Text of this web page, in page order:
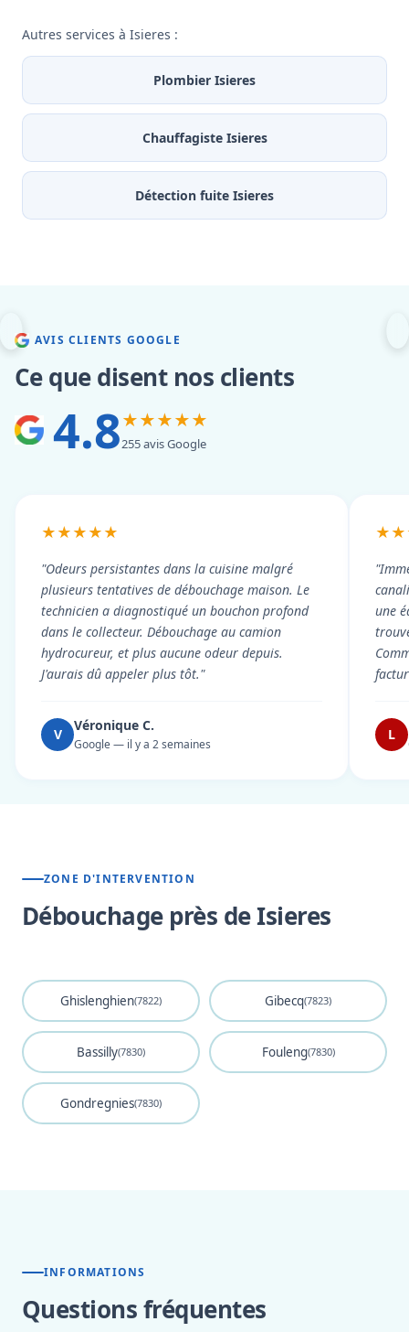
Autres services à Isieres :
Plombier Isieres
Chauffagiste Isieres
Détection fuite Isieres
AVIS CLIENTS GOOGLE
Ce que disent nos clients
4.8★★★★★
255 avis Google
★★★★★
"Odeurs persistantes dans la cuisine malgré
plusieurs tentatives de débouchage maison. Le
technicien a diagnostiqué un bouchon profond
dans le collecteur. Débouchage au camion
hydrocureur, et plus aucune odeur depuis.
J'aurais dû appeler plus tôt."
V
Véronique C.
Google — il y a 2 semaines
une
L
ZONE D'INTERVENTION
Débouchage près de Isieres
Ghislenghien(7822) Gibecq(7823)
Bassilly(7830) Fouleng(7830)
Gondregnies(7830)
INFORMATIONS
Questions fréquentes